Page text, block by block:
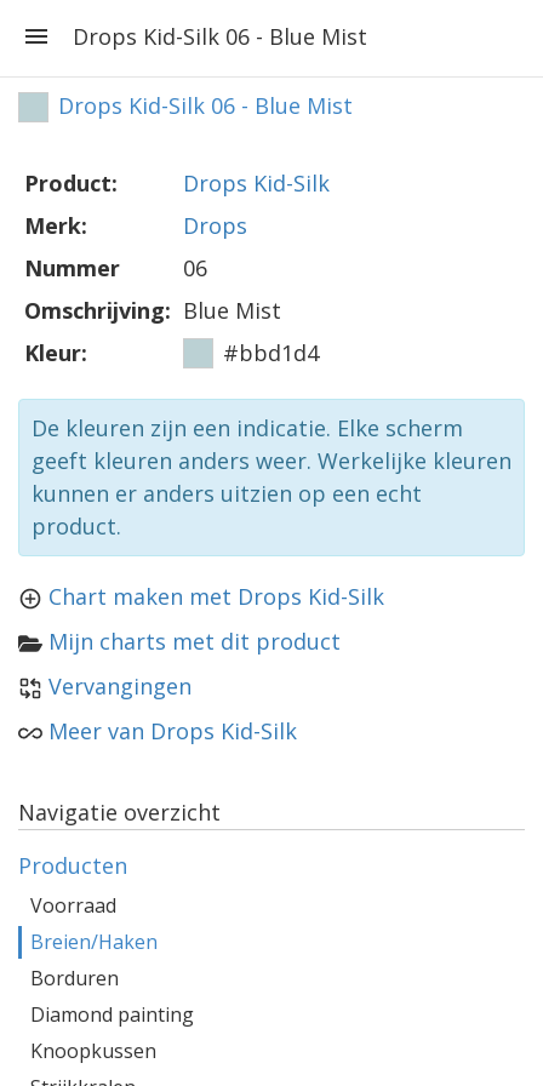
Drops Kid-Silk 06 - Blue Mist
Drops Kid-Silk 06 - Blue Mist
Product:
Drops Kid-Silk
Merk:
Drops
Nummer
06
Omschrijving: Blue Mist
Kleur:
#bbd1d4
De kleuren zijn een indicatie. Elke scherm
geeft kleuren anders weer. Werkelijke kleuren
kunnen er anders uitzien op een echt
product.
Chart maken met Drops Kid-Silk
Mijn charts met dit product
Vervangingen
Meer van Drops Kid-Silk
Navigatie overzicht
Producten
Voorraad
Breien/Haken
Borduren
Diamond painting
Knoopkussen